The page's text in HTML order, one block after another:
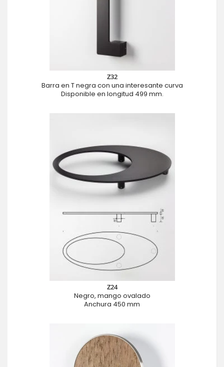
Z32
Barra en T negra con una interesante curva
Disponible en longitud 499 mm.
Z24
Negro, mango ovalado
Anchura 450 mm